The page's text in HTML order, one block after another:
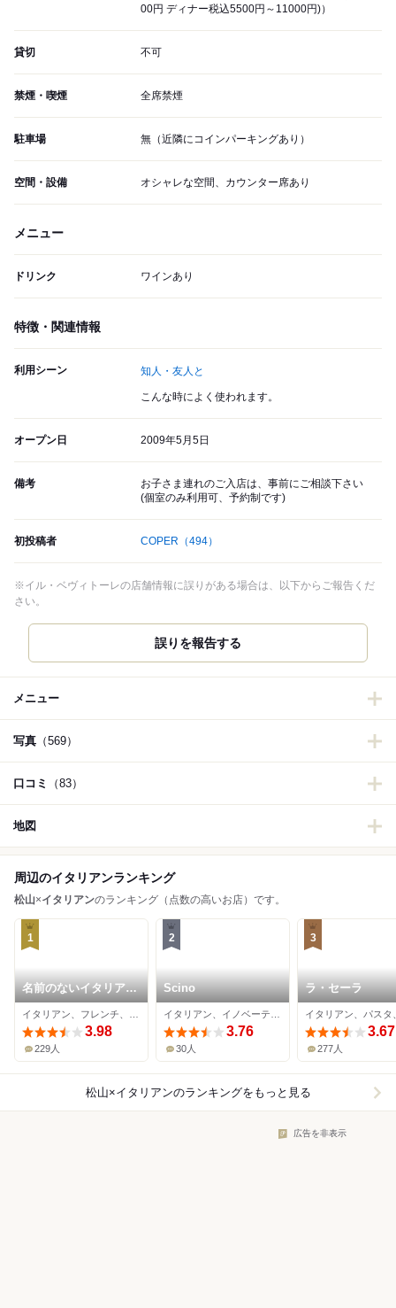
00円 ディナー税込5500円～11000円)）
貸切 不可
禁煙・喫煙 全席禁煙
駐車場 無（近隣にコインパーキングあり）
空間・設備 オシャレな空間、カウンター席あり
メニュー
ドリンク ワインあり
特徴・関連情報
利用シーン 知人・友人と
こんな時によく使われます。
オープン日 2009年5月5日
備考
お子さま連れのご入店は、事前にご相談下さい
(個室のみ利用可、予約制です)
初投稿者 COPER （494）
※イル・ベヴィトーレの店舗情報に誤りがある場合は、以下からご報告くだ
さい。
誤りを報告する
メニュー
写真 （569）
口コミ （83）
地図
周辺のイタリアンランキング
松山×イタリアンのランキング（点数の高いお店）です。
1
名前のないイタリア料
理店
3.98
229人
2
Scino
3.76
30人
3
ラ・セーラ
イタリアン、パスタ
3.67
277人
松山×イタリアンのランキングをもっと見る
広告を非表示